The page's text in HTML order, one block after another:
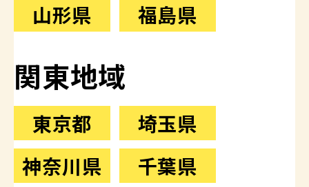
山形県
福島県
関東地域
東京都
埼玉県
神奈川県
千葉県